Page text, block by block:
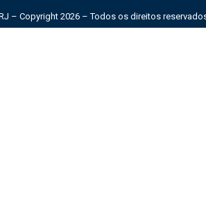
– Copyright 2026 – Todos os direitos